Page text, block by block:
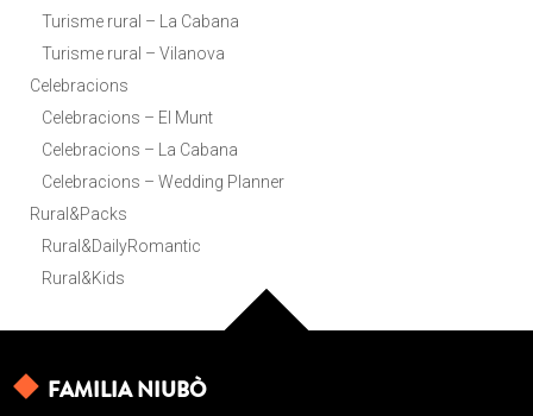
Turisme rural – La Cabana
Turisme rural – Vilanova
Celebracions
Celebracions – El Munt
Celebracions – La Cabana
Celebracions – Wedding Planner
Rural&Packs
Rural&DailyRomantic
Rural&Kids
FAMILIA NIUBÒ